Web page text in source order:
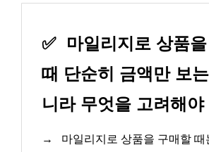
✅
마일리지로 상품
때 단순히 금액만 보
니라 무엇을 고려해
→
마일리지로 상품을 구매할 때